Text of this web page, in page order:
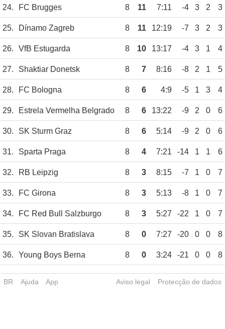
24. FC Brugges 8 11 7:11 -4 3 2 3
25. Dínamo Zagreb 8 11 12:19 -7 3 2 3
26. VfB Estugarda 8 10 13:17 -4 3 1 4
27. Shaktiar Donetsk 8 7 8:16 -8 2 1 5
28. FC Bologna 8 6 4:9 -5 1 3 4
29. Estrela Vermelha Belgrado 8 6 13:22 -9 2 0 6
30. SK Sturm Graz 8 6 5:14 -9 2 0 6
31. Sparta Praga 8 4 7:21 -14 1 1 6
32. RB Leipzig 8 3 8:15 -7 1 0 7
33. FC Girona 8 3 5:13 -8 1 0 7
34. FC Red Bull Salzburgo 8 3 5:27 -22 1 0 7
35. SK Slovan Bratislava 8 0 7:27 -20 0 0 8
36. Young Boys Berna 8 0 3:24 -21 0 0 8
BR Ajuda App Aviso legal Protecção de dados